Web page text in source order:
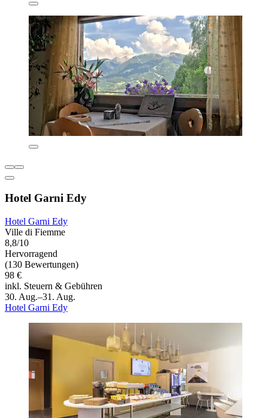
Hotel Garni Edy
Hotel Garni Edy
Ville di Fiemme
8,8/10
Hervorragend
(130 Bewertungen)
98 €
inkl. Steuern & Gebühren
30. Aug.–31. Aug.
Hotel Garni Edy